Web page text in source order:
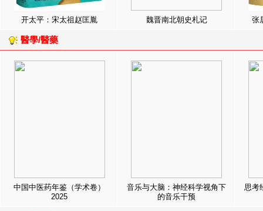
开太平：宋太祖赵匡胤 魏晋南北朝史札记 张
醫學/醫藥
中国中医药年鉴（学术卷）
2025
音乐与大脑：神经科学视角下
的音乐干预
思考